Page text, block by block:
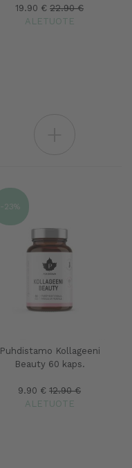
19.90 € 22.90 €
ALETUOTE
Puhdistamo Kollageeni
Beauty 60 kaps.
9.90 € 12.90 €
ALETUOTE
-23%